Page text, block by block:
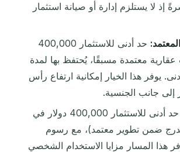
إذ لا يستلزم إدارة أو صيانة استثمار
حد أدنى للاستثمار 400,000
معتمدة مسبقًا، يُحتفظ بها لمدة
يوفر هذا الخيار إمكانية ارتفاع رأس
إلى جانب الجنسية.
حد أدنى للاستثمار 400,000 دولار في
ضمن تطوير معتمد)، مع رسوم
هذا المسار مزايا الاستخدام الشخصي